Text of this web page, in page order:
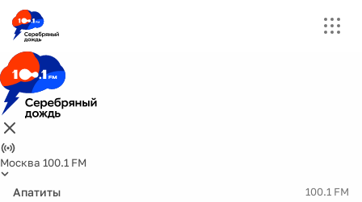
Москва 100.1 FM
Апатиты 100.1 FM